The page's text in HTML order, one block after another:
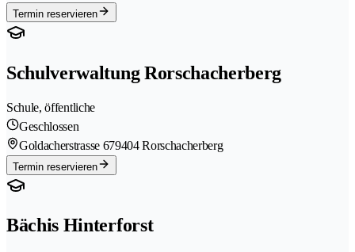
Termin reservieren
Schulverwaltung Rorschacherberg
Schule, öffentliche
Geschlossen
Goldacherstrasse 679404 Rorschacherberg
Termin reservieren
Bächis Hinterforst